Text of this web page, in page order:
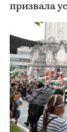
призвала